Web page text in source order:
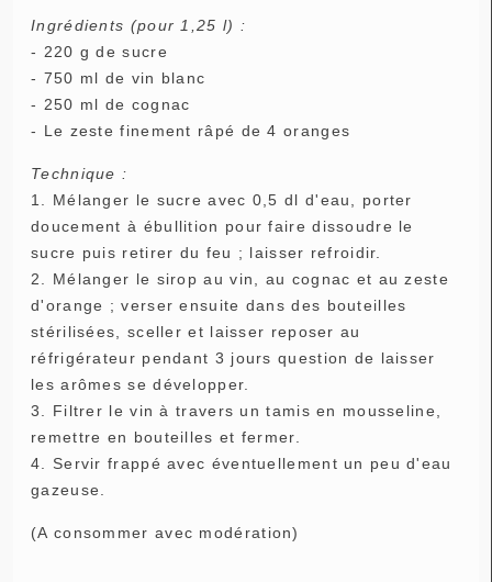
Ingrédients (pour 1,25 l) :
- 220 g de sucre
- 750 ml de vin blanc
- 250 ml de cognac
- Le zeste finement râpé de 4 oranges
Technique :
1. Mélanger le sucre avec 0,5 dl d'eau, porter
doucement à ébullition pour faire dissoudre le
sucre puis retirer du feu ; laisser refroidir.
2. Mélanger le sirop au vin, au cognac et au zeste
d'orange ; verser ensuite dans des bouteilles
stérilisées, sceller et laisser reposer au
réfrigérateur pendant 3 jours question de laisser
les arômes se développer.
3. Filtrer le vin à travers un tamis en mousseline,
remettre en bouteilles et fermer.
4. Servir frappé avec éventuellement un peu d'eau
gazeuse.
(A consommer avec modération)